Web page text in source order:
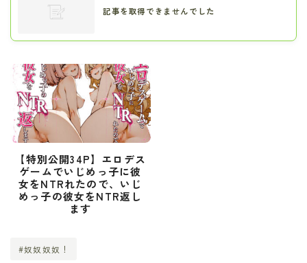
記事を取得できませんでした
【特別公開34P】エロデス
ゲームでいじめっ子に彼
女をNTRれたので、いじ
めっ子の彼女をNTR返し
ます
#奴奴奴奴！